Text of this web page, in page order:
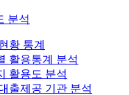
분석
황 통계
활용통계 분석
활용도 분석
출제공 기관 분석